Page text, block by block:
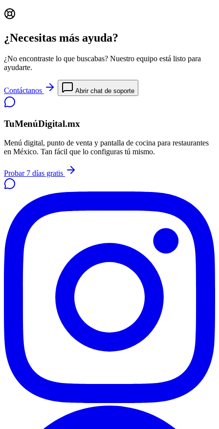
¿Necesitas más ayuda?
¿No encontraste lo que buscabas? Nuestro equipo está listo para
ayudarte.
Contáctanos Abrir chat de soporte
TuMenúDigital.mx
Menú digital, punto de venta y pantalla de cocina para restaurantes
en México. Tan fácil que lo configuras tú mismo.
Probar 7 días gratis